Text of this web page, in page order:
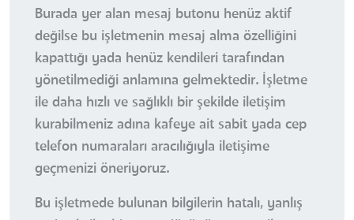
Burada yer alan mesaj butonu henüz aktif
değilse bu işletmenin mesaj alma özelliğini
kapattığı yada henüz kendileri tarafından
yönetilmediği anlamına gelmektedir. İşletme
ile daha hızlı ve sağlıklı bir şekilde iletişim
kurabilmeniz adına kafeye ait sabit yada cep
telefon numaraları aracılığıyla iletişime
geçmenizi öneriyoruz.
Bu işletmede bulunan bilgilerin hatalı, yanlış